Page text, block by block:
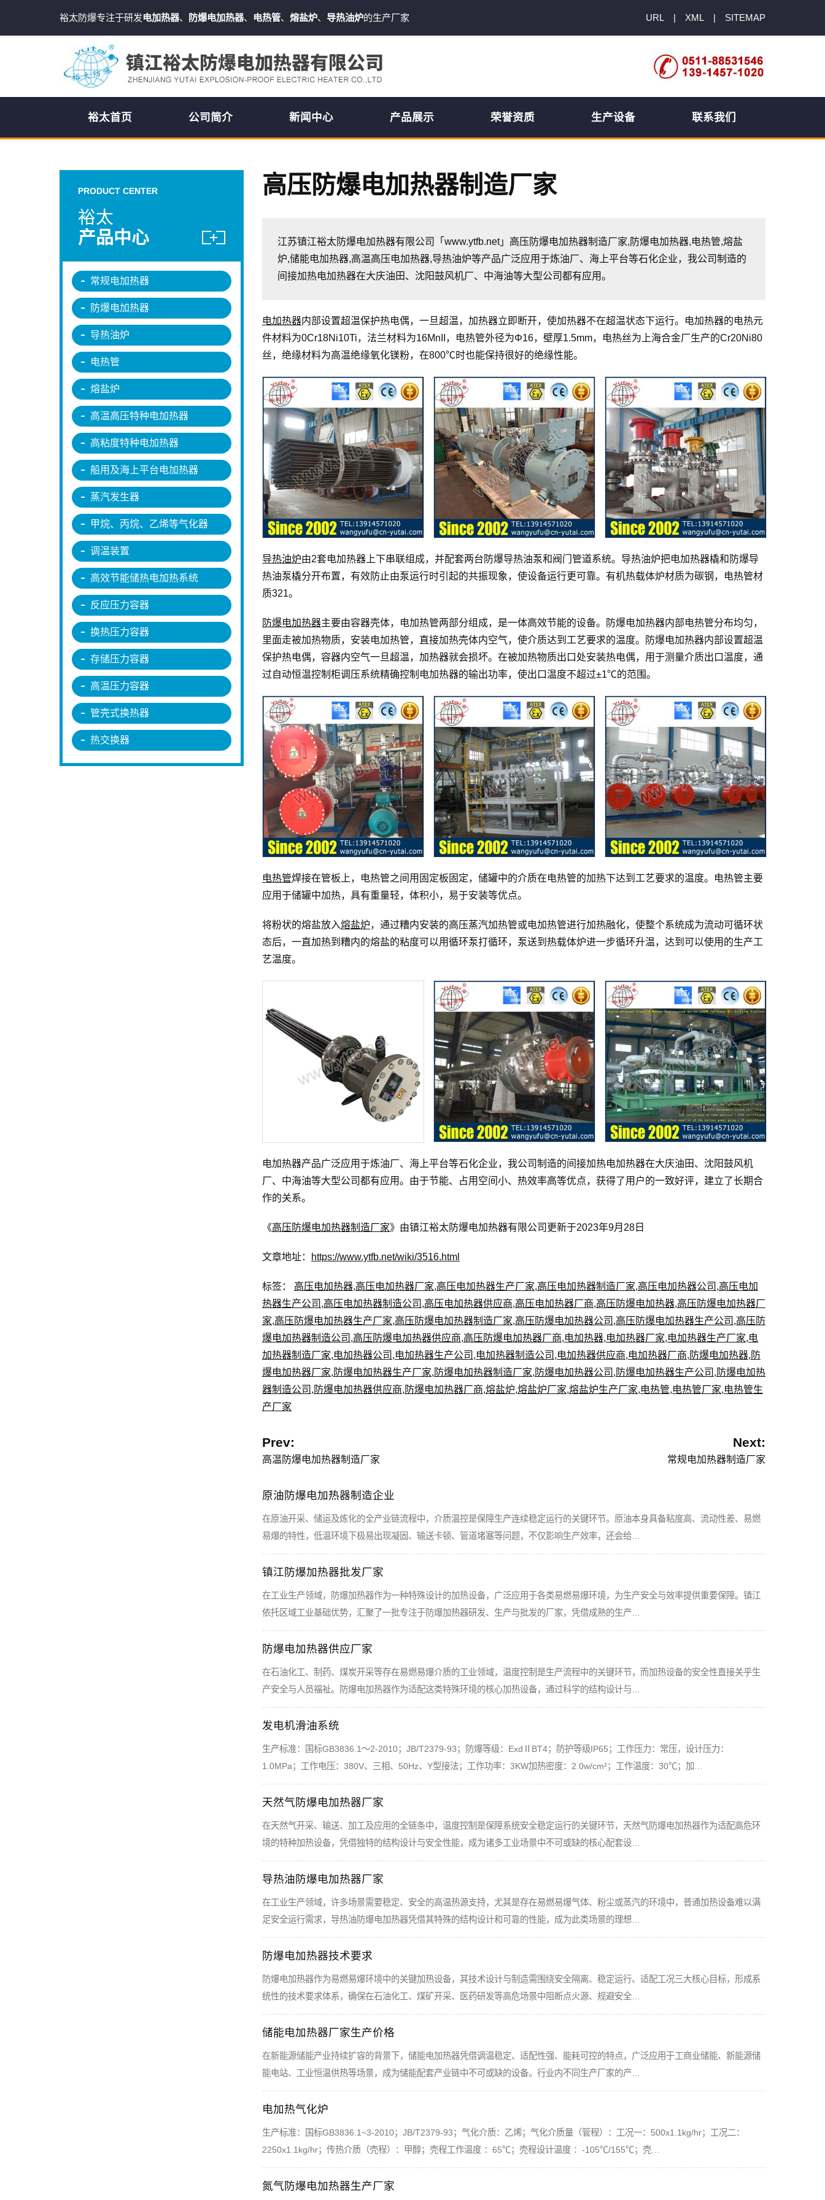
裕太防爆专注于研发电加热器、 防爆电加热器、 电热管、 熔盐炉、 导热油炉的生产厂家 URL | XML | SITEMAP
裕太首页 公司简介 新闻中心 产品展示 荣誉资质 生产设备 联系我们
高压防爆电加热器制造厂家
江苏镇江裕太防爆电加热器有限公司「www.ytfb.net」高压防爆电加热器制造厂家,防爆电加热器,电热管,熔盐
炉,储能电加热器,高温高压电加热器,导热油炉等产品广泛应用于炼油厂、海上平台等石化企业，我公司制造的
间接加热电加热器在大庆油田、沈阳鼓风机厂、中海油等大型公司都有应用。
电加热器内部设置超温保护热电偶，一旦超温，加热器立即断开，使加热器不在超温状态下运行。电加热器的电热元
件材料为0Cr18Ni10Ti，法兰材料为16MnII，电热管外径为Φ16，壁厚1.5mm，电热丝为上海合金厂生产的Cr20Ni80
丝，绝缘材料为高温绝缘氧化镁粉，在800℃时也能保持很好的绝缘性能。
导热油炉由2套电加热器上下串联组成，并配套两台防爆导热油泵和阀门管道系统。导热油炉把电加热器橇和防爆导
热油泵橇分开布置，有效防止由泵运行时引起的共振现象，使设备运行更可靠。有机热载体炉材质为碳钢，电热管材
质321。
防爆电加热器主要由容器壳体，电加热管两部分组成，是一体高效节能的设备。防爆电加热器内部电热管分布均匀，
里面走被加热物质，安装电加热管，直接加热壳体内空气，使介质达到工艺要求的温度。防爆电加热器内部设置超温
保护热电偶，容器内空气一旦超温，加热器就会损坏。在被加热物质出口处安装热电偶，用于测量介质出口温度，通
过自动恒温控制柜调压系统精确控制电加热器的输出功率，使出口温度不超过±1℃的范围。
电热管焊接在管板上，电热管之间用固定板固定，储罐中的介质在电热管的加热下达到工艺要求的温度。电热管主要
应用于储罐中加热，具有重量轻，体积小，易于安装等优点。
将粉状的熔盐放入熔盐炉，通过糟内安装的高压蒸汽加热管或电加热管进行加热融化，使整个系统成为流动可循环状
态后，一直加热到糟内的熔盐的粘度可以用循环泵打循环，泵送到热载体炉进一步循环升温，达到可以使用的生产工
艺温度。
电加热器产品广泛应用于炼油厂、海上平台等石化企业，我公司制造的间接加热电加热器在大庆油田、沈阳鼓风机
厂、中海油等大型公司都有应用。由于节能、占用空间小、热效率高等优点，获得了用户的一致好评，建立了长期合
作的关系。
《高压防爆电加热器制造厂家》由镇江裕太防爆电加热器有限公司更新于2023年9月28日
文章地址： https://www.ytfb.net/wiki/3516.html
标签： 高压电加热器,高压电加热器厂家,高压电加热器生产厂家,高压电加热器制造厂家,高压电加热器公司 ,高压电加
热器生产公司 ,高压电加热器制造公司 ,高压电加热器供应商,高压电加热器厂商,高压防爆电加热器,高压防爆电加热器厂
家,高压防爆电加热器生产厂家,高压防爆电加热器制造厂家,高压防爆电加热器公司 ,高压防爆电加热器生产公司 ,高压防
爆电加热器制造公司 ,高压防爆电加热器供应商,高压防爆电加热器厂商,电加热器,电加热器厂家,电加热器生产厂家,电
加热器制造厂家,电加热器公司 ,电加热器生产公司 ,电加热器制造公司 ,电加热器供应商,电加热器厂商, 防爆电加热器, 防
爆电加热器厂家, 防爆电加热器生产厂家, 防爆电加热器制造厂家, 防爆电加热器公司 , 防爆电加热器生产公司 , 防爆电加热
器制造公司 , 防爆电加热器供应商, 防爆电加热器厂商,熔盐炉,熔盐炉厂家,熔盐炉生产厂家,电热管,电热管厂家,电热管生
产厂家
Prev:
高温防爆电加热器制造厂家
Next:
常规电加热器制造厂家
原油防爆电加热器制造企业
在原油开采、储运及炼化的全产业链流程中，介质温控是保障生产连续稳定运行的关键环节。原油本身具备粘度高、流动性差、易燃
易爆的特性，低温环境下极易出现凝固、输送卡顿、管道堵塞等问题，不仅影响生产效率，还会给…
镇江防爆加热器批发厂家
在工业生产领域，防爆加热器作为一种特殊设计的加热设备，广泛应用于各类易燃易爆环境，为生产安全与效率提供重要保障。镇江
依托区域工业基础优势，汇聚了一批专注于防爆加热器研发、生产与批发的厂家，凭借成熟的生产…
防爆电加热器供应厂家
在石油化工、制药、煤炭开采等存在易燃易爆介质的工业领域，温度控制是生产流程中的关键环节，而加热设备的安全性直接关乎生
产安全与人员福祉。防爆电加热器作为适配这类特殊环境的核心加热设备，通过科学的结构设计与…
发电机滑油系统
生产标准：国标GB3836.1～2-2010；JB/T2379-93；防爆等级：ExdⅡBT4；防护等级IP65；工作压力：常压，设计压力：
1.0MPa；工作电压：380V、三相、50Hz、Y型接法；工作功率：3KW加热密度：2.0w/cm²；工作温度：30℃；加…
天然气防爆电加热器厂家
在天然气开采、输送、加工及应用的全链条中，温度控制是保障系统安全稳定运行的关键环节，天然气防爆电加热器作为适配高危环
境的特种加热设备，凭借独特的结构设计与安全性能，成为诸多工业场景中不可或缺的核心配套设…
导热油防爆电加热器厂家
在工业生产领域，许多场景需要稳定、安全的高温热源支持，尤其是存在易燃易爆气体、粉尘或蒸汽的环境中，普通加热设备难以满
足安全运行需求，导热油防爆电加热器凭借其特殊的结构设计和可靠的性能，成为此类场景的理想…
防爆电加热器技术要求
防爆电加热器作为易燃易爆环境中的关键加热设备，其技术设计与制造需围绕安全隔离、稳定运行、适配工况三大核心目标，形成系
统性的技术要求体系，确保在石油化工、煤矿开采、医药研发等高危场景中阻断点火源、规避安全…
储能电加热器厂家生产价格
在新能源储能产业持续扩容的背景下，储能电加热器凭借调温稳定、适配性强、能耗可控的特点，广泛应用于工商业储能、新能源储
能电站、工业恒温供热等场景，成为储能配套产业链中不可或缺的设备。行业内不同生产厂家的产…
电加热气化炉
生产标准：国标GB3836.1~3-2010；JB/T2379-93；气化介质：乙烯；气化介质量（管程）：工况一：500x1.1kg/hr；工况二：
2250x1.1kg/hr；传热介质（壳程）：甲醇；壳程工作温度 ：65℃；壳程设计温度 ：-105℃/155℃；壳…
氮气防爆电加热器生产厂家
PRODUCT CENTER
裕太
产品中心
常规电加热器
防爆电加热器
导热油炉
电热管
熔盐炉
高温高压特种电加热器
高粘度特种电加热器
船用及海上平台电加热器
蒸汽发生器
甲烷、丙烷、乙烯等气化器
调温装置
高效节能储热电加热系统
反应压力容器
换热压力容器
存储压力容器
高温压力容器
管壳式换热器
热交换器